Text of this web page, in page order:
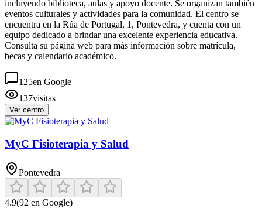
incluyendo biblioteca, aulas y apoyo docente. Se organizan también
eventos culturales y actividades para la comunidad. El centro se
encuentra en la Rúa de Portugal, 1, Pontevedra, y cuenta con un
equipo dedicado a brindar una excelente experiencia educativa.
Consulta su página web para más información sobre matrícula,
becas y calendario académico.
125en Google
137visitas
Ver centro
MyC Fisioterapia y Salud
Pontevedra
4.9(92 en Google)